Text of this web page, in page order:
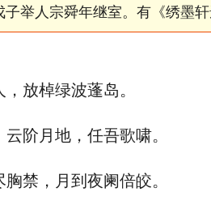
举人宗舜年继室。有《绣墨
放棹绿波蓬岛。
阶月地，任吾歌啸。
禁，月到夜阑倍皎。